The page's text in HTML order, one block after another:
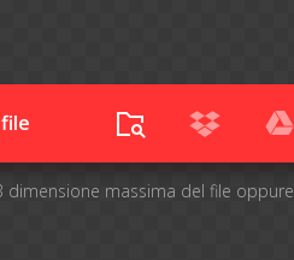
dimensione massima del file oppure